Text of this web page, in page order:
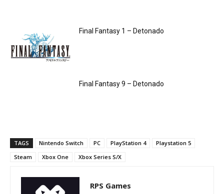
Final Fantasy 1 – Detonado
Final Fantasy 9 – Detonado
TAGS Nintendo Switch PC PlayStation 4
Playstation 5
Steam
Xbox One Xbox Series S/X
RPS Games